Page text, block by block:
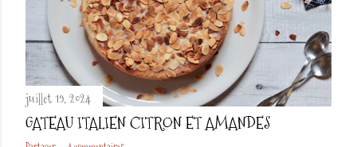
juillet 19, 2024
GATEAU ITALIEN CITRON ET AMANDES